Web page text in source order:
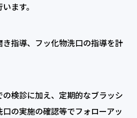
ます。
指導、フッ化物洗口の指導を計
検診に加え、定期的なブラッシ
の実施の確認等でフォローアッ